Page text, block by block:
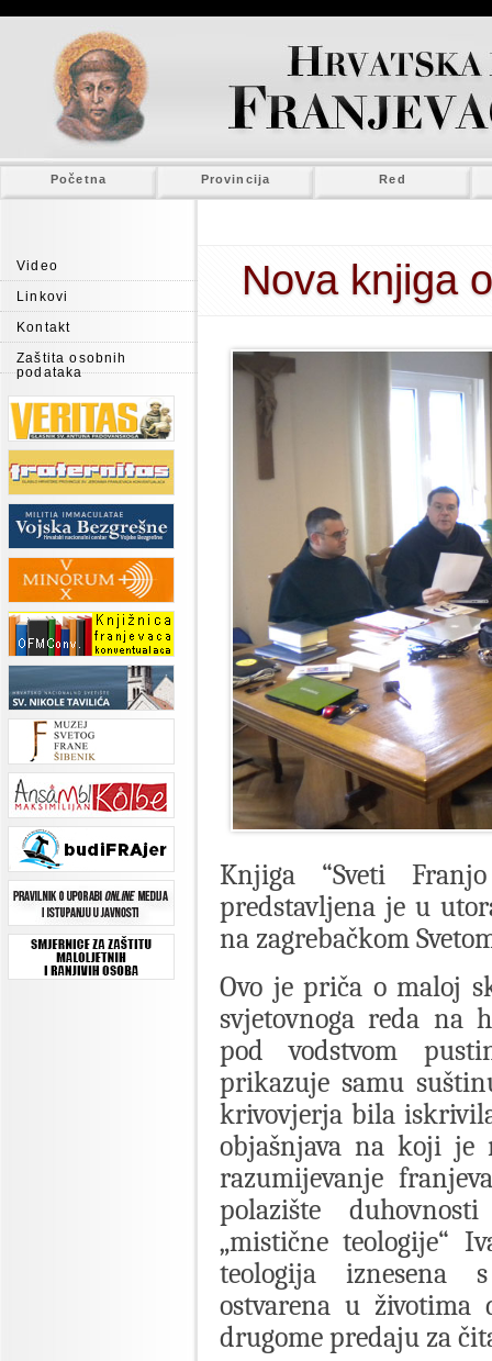
Početna Provincija Red
Video
Linkovi
Kontakt
Zaštita osobnih
podataka
Nova knjiga
Knjiga “Sveti
predstavljena je u
na zagrebačkom
Ovo je priča o maloj
svjetovnoga reda na
pod vodstvom
prikazuje samu
krivovjerja bila
objašnjava na koji
razumijevanje
polazište
„mistične teologije“
teologija iznesena
ostvarena u životima
drugome predaju za